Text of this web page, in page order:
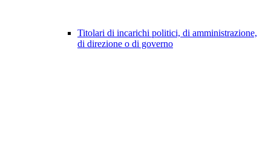
Titolari di incarichi politici, di amministrazione,
di direzione o di governo